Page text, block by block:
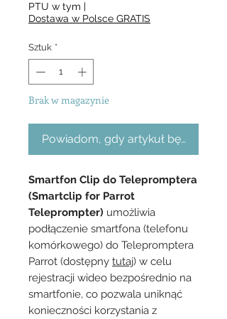
PTU w tym |
Dostawa w Polsce GRATIS
Sztuk *
Brak w magazynie
Powiadom, gdy artykuł będzie
Smartfon Clip do Telepromptera
(Smartclip for Parrot
Teleprompter) umożliwia
podłączenie smartfona (telefonu
komórkowego) do Telepromptera
Parrot (dostępny tutaj) w celu
rejestracji wideo bezpośrednio na
smartfonie, co pozwala uniknąć
konieczności korzystania z